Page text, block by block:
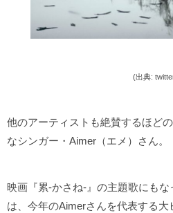
(出典:
他のアーティストも絶賛するほど
なシンガー・Aimer（エメ）さん。
映画『累-かさね-』の主題歌にもな
は、今年のAimerさんを代表する